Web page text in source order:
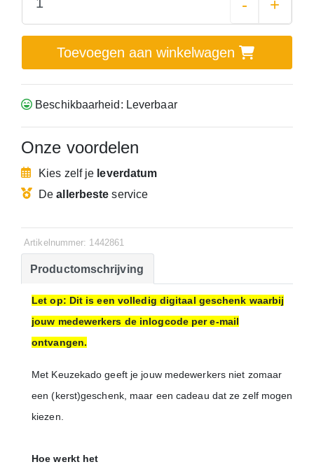
- +
Toevoegen aan winkelwagen
Beschikbaarheid: Leverbaar
Onze voordelen
Kies zelf je leverdatum
Deallerbeste service
Artikelnummer: 1442861
Productomschrijving
Let op: Dit is een volledig digitaal geschenk waarbij
jouw medewerkers de inlogcode per e-mail
ontvangen.
Met Keuzekado geeft je jouw medewerkers niet zomaar
een (kerst)geschenk, maar een cadeau dat ze zelf mogen
kiezen.
Hoe werkt het